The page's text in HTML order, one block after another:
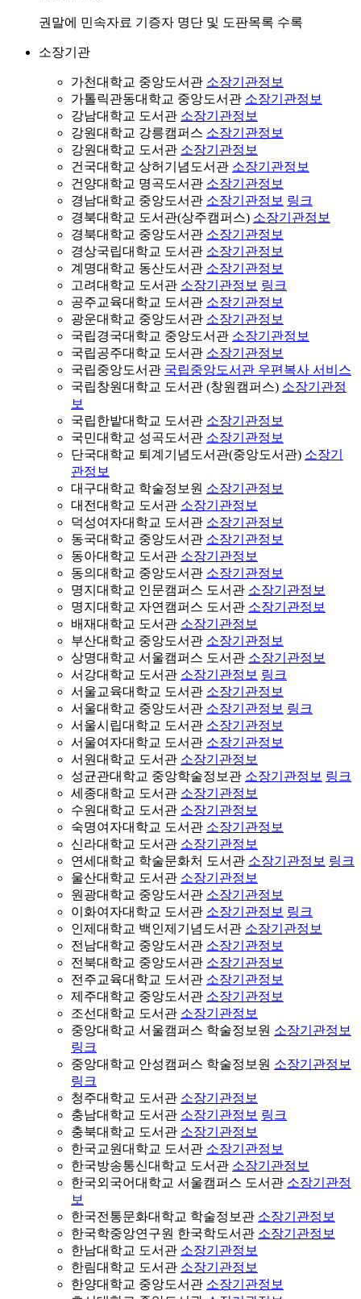
권말에 민속자료 기증자 명단 및 도판목록 수록
소장기관
가천대학교 중앙도서관 소장기관정보
가톨릭관동대학교 중앙도서관 소장기관정보
강남대학교 도서관 소장기관정보
강원대학교 강릉캠퍼스 소장기관정보
강원대학교 도서관 소장기관정보
건국대학교 상허기념도서관 소장기관정보
건양대학교 명곡도서관 소장기관정보
경남대학교 중앙도서관 소장기관정보 링크
경북대학교 도서관(상주캠퍼스) 소장기관정보
경북대학교 중앙도서관 소장기관정보
경상국립대학교 도서관 소장기관정보
계명대학교 동산도서관 소장기관정보
고려대학교 도서관 소장기관정보 링크
공주교육대학교 도서관 소장기관정보
광운대학교 중앙도서관 소장기관정보
국립경국대학교 중앙도서관 소장기관정보
국립공주대학교 도서관 소장기관정보
국립중앙도서관 국립중앙도서관 우편복사 서비스
국립창원대학교 도서관 (창원캠퍼스) 소장기관정
보
국립한밭대학교 도서관 소장기관정보
국민대학교 성곡도서관 소장기관정보
단국대학교 퇴계기념도서관(중앙도서관) 소장기
관정보
대구대학교 학술정보원 소장기관정보
대전대학교 도서관 소장기관정보
덕성여자대학교 도서관 소장기관정보
동국대학교 중앙도서관 소장기관정보
동아대학교 도서관 소장기관정보
동의대학교 중앙도서관 소장기관정보
명지대학교 인문캠퍼스 도서관 소장기관정보
명지대학교 자연캠퍼스 도서관 소장기관정보
배재대학교 도서관 소장기관정보
부산대학교 중앙도서관 소장기관정보
상명대학교 서울캠퍼스 도서관 소장기관정보
서강대학교 도서관 소장기관정보 링크
서울교육대학교 도서관 소장기관정보
서울대학교 중앙도서관 소장기관정보 링크
서울시립대학교 도서관 소장기관정보
서울여자대학교 도서관 소장기관정보
서원대학교 도서관 소장기관정보
성균관대학교 중앙학술정보관 소장기관정보 링크
세종대학교 도서관 소장기관정보
수원대학교 도서관 소장기관정보
숙명여자대학교 도서관 소장기관정보
신라대학교 도서관 소장기관정보
연세대학교 학술문화처 도서관 소장기관정보 링크
울산대학교 도서관 소장기관정보
원광대학교 중앙도서관 소장기관정보
이화여자대학교 도서관 소장기관정보 링크
인제대학교 백인제기념도서관 소장기관정보
전남대학교 중앙도서관 소장기관정보
전북대학교 중앙도서관 소장기관정보
전주교육대학교 도서관 소장기관정보
제주대학교 중앙도서관 소장기관정보
조선대학교 도서관 소장기관정보
중앙대학교 서울캠퍼스 학술정보원 소장기관정보
링크
중앙대학교 안성캠퍼스 학술정보원 소장기관정보
링크
청주대학교 도서관 소장기관정보
충남대학교 도서관 소장기관정보 링크
충북대학교 도서관 소장기관정보
한국교원대학교 도서관 소장기관정보
한국방송통신대학교 도서관 소장기관정보
한국외국어대학교 서울캠퍼스 도서관 소장기관정
보
한국전통문화대학교 학술정보관 소장기관정보
한국학중앙연구원 한국학도서관 소장기관정보
한남대학교 도서관 소장기관정보
한림대학교 도서관 소장기관정보
한양대학교 중앙도서관 소장기관정보